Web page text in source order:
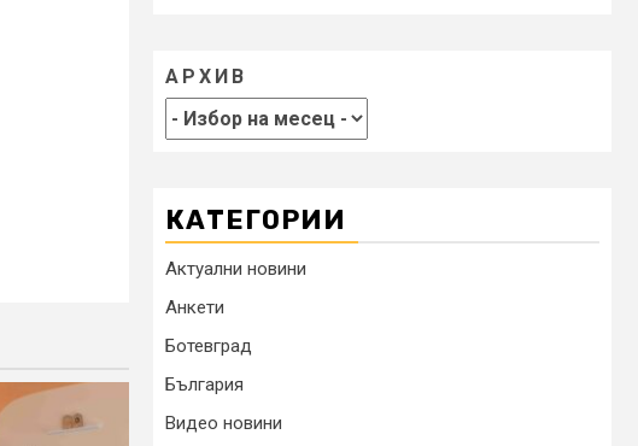
АРХИВ
КАТЕГОРИИ
Актуални новини
Анкети
Ботевград
България
Видео новини